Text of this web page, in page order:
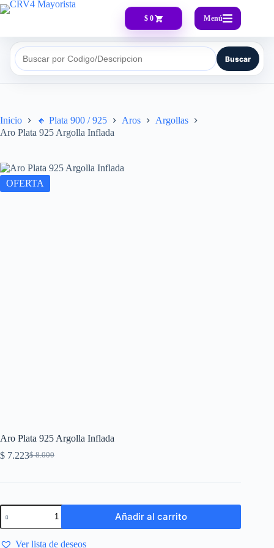
$ 0 Menú
Buscar por Codigo/Descripcion Buscar
Inicio 🔸​ Plata 900 / 925 Aros
Argollas
Aro Plata 925 Argolla Inflada
OFERTA
Aro Plata 925 Argolla Inflada
$8.000
$ 7.223
Añadir al carrito
Ver lista de deseos